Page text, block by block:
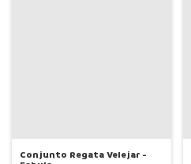
Conjunto Regata Velejar -